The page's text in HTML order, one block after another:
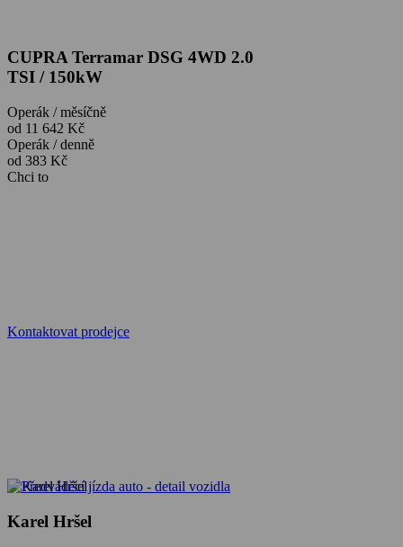
CUPRA Terramar DSG 4WD 2.0
TSI / 150kW
Operák / měsíčně
od 11 642 Kč
Operák / denně
od 383 Kč
Chci to
Kontaktovat prodejce
Karel Hršel